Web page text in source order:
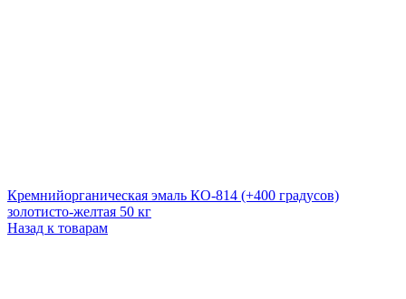
Кремнийорганическая эмаль КО-814 (+400 градусов)
золотисто-желтая 50 кг
Назад к товарам